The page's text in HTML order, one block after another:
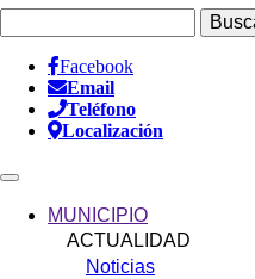
Información
Header
Facebook
Email
Teléfono
Localización
navigationMUNICIPIO
ACTUALIDAD
Noticias